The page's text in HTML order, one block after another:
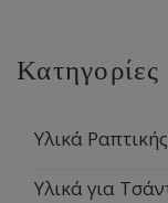
Υλικά Ραπτικής
Υλικά για